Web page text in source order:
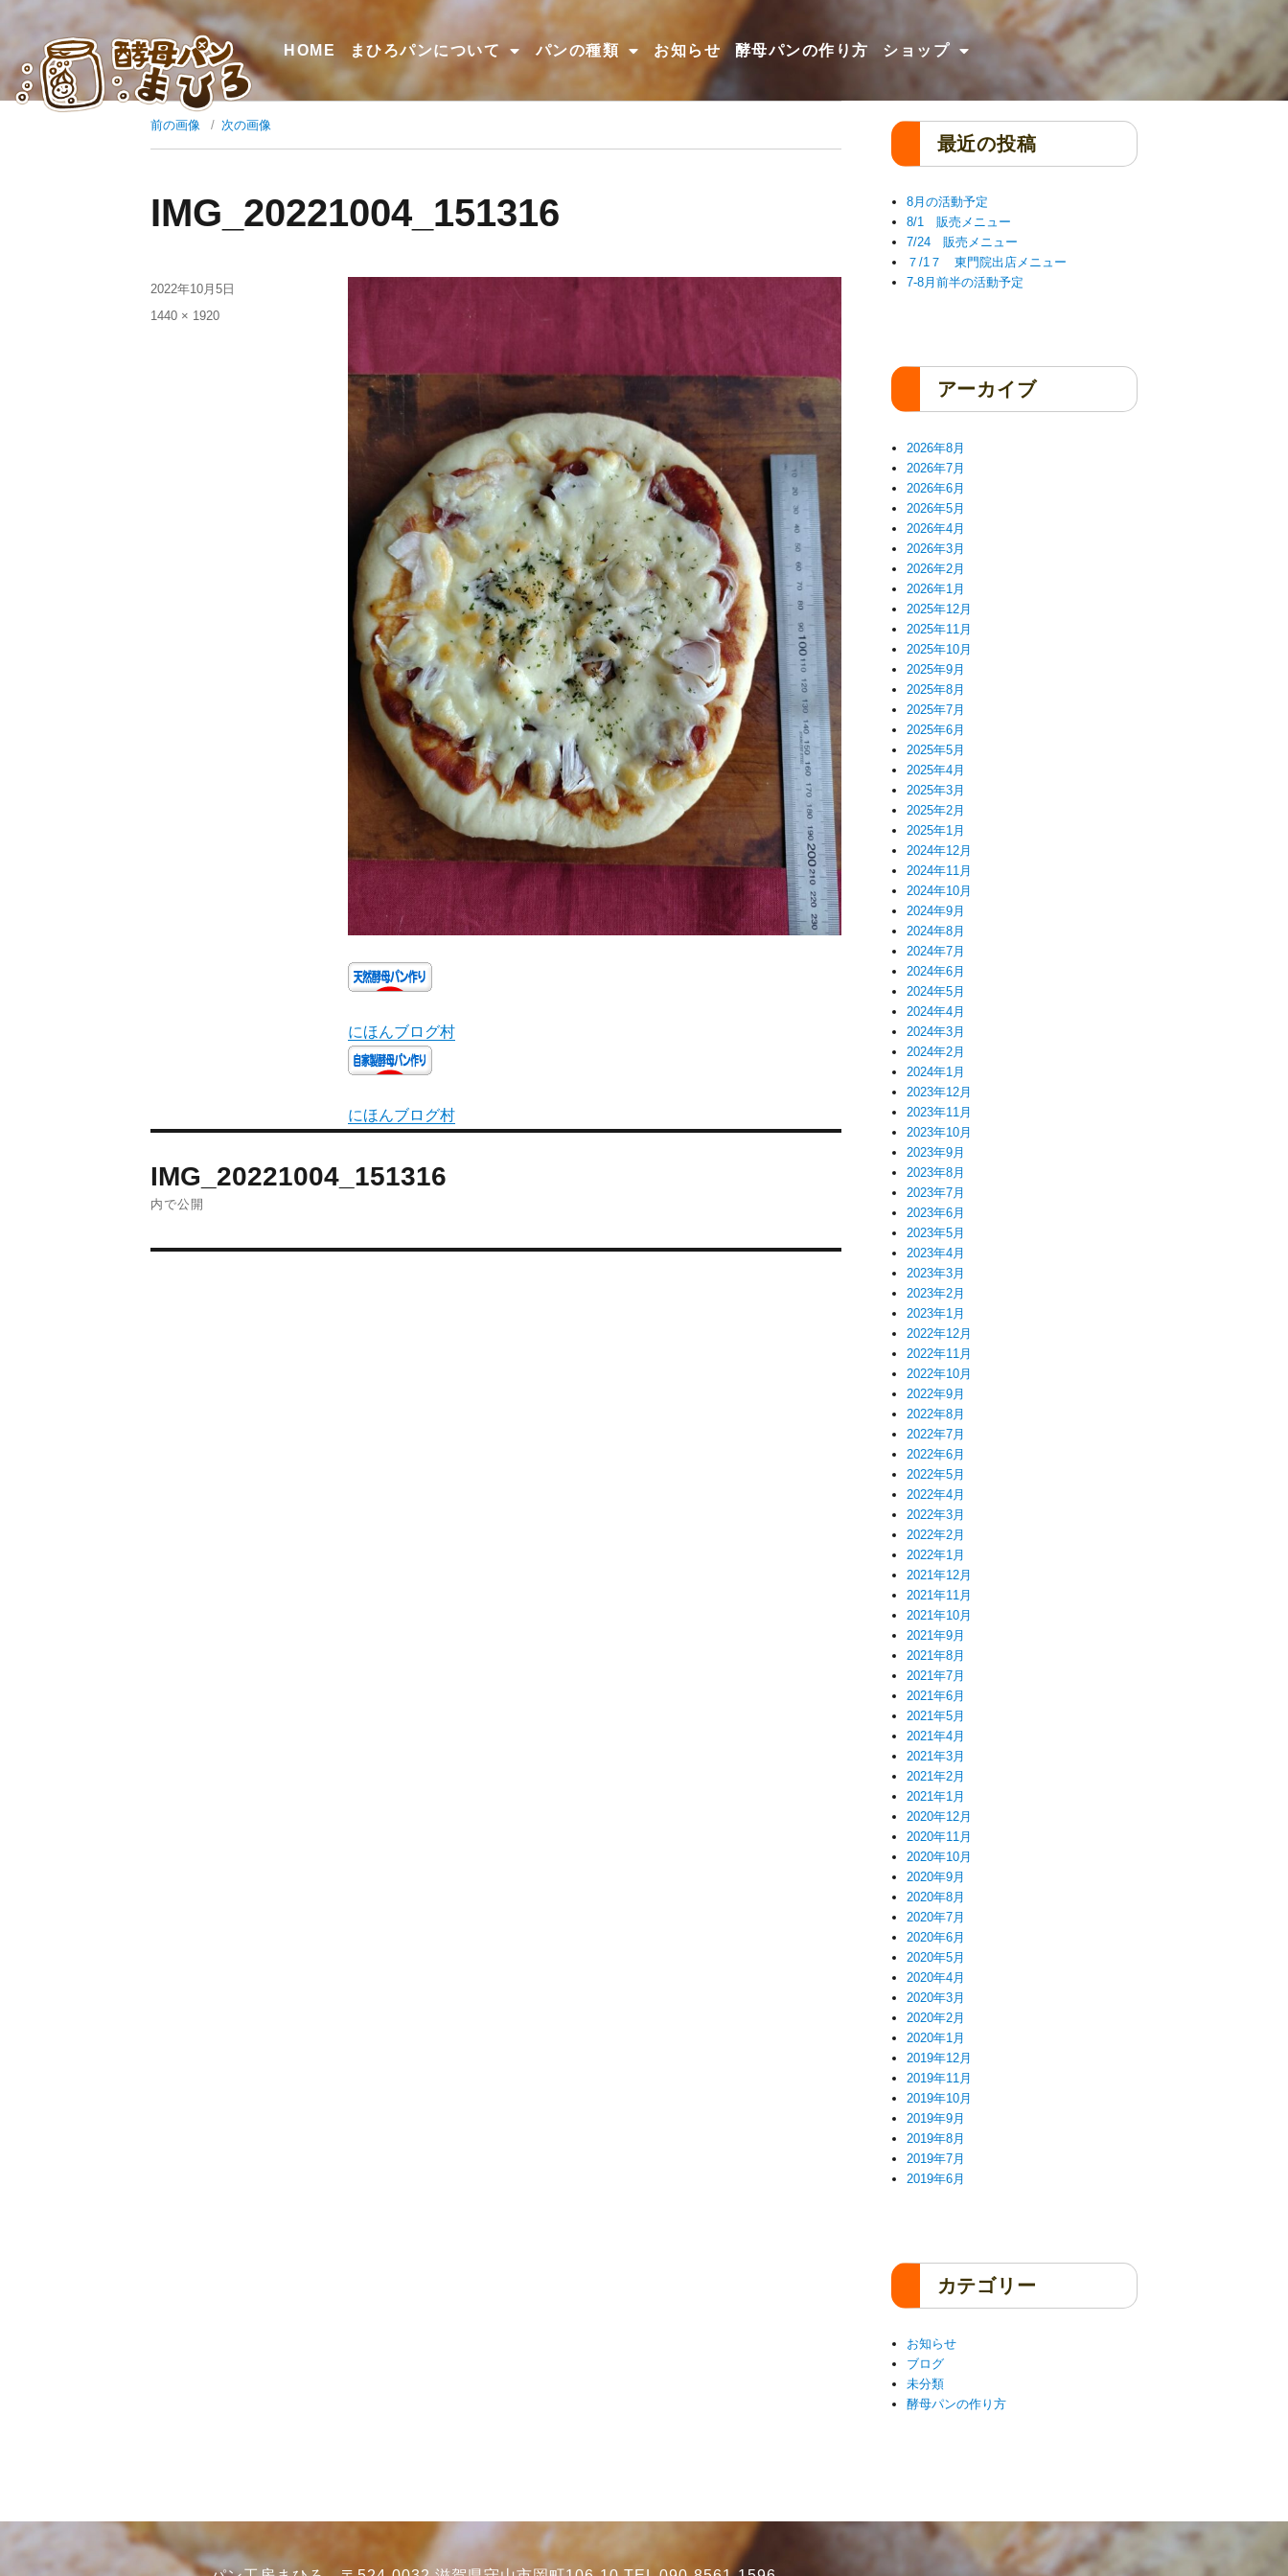
HOME まひろパンについて パンの種類 お知らせ 酵母パンの作り方 ショップ
前の画像 次の画像
IMG_20221004_151316
にほんブログ村
にほんブログ村
2022年10月5日
1440 × 1920
IMG_20221004_151316
内で公開
最近の投稿
8月の活動予定
8/1 販売メニュー
7/24 販売メニュー
７/1７ 東門院出店メニュー
7-8月前半の活動予定
アーカイブ
2026年8月
2026年7月
2026年6月
2026年5月
2026年4月
2026年3月
2026年2月
2026年1月
2025年12月
2025年11月
2025年10月
2025年9月
2025年8月
2025年7月
2025年6月
2025年5月
2025年4月
2025年3月
2025年2月
2025年1月
2024年12月
2024年11月
2024年10月
2024年9月
2024年8月
2024年7月
2024年6月
2024年5月
2024年4月
2024年3月
2024年2月
2024年1月
2023年12月
2023年11月
2023年10月
2023年9月
2023年8月
2023年7月
2023年6月
2023年5月
2023年4月
2023年3月
2023年2月
2023年1月
2022年12月
2022年11月
2022年10月
2022年9月
2022年8月
2022年7月
2022年6月
2022年5月
2022年4月
2022年3月
2022年2月
2022年1月
2021年12月
2021年11月
2021年10月
2021年9月
2021年8月
2021年7月
2021年6月
2021年5月
2021年4月
2021年3月
2021年2月
2021年1月
2020年12月
2020年11月
2020年10月
2020年9月
2020年8月
2020年7月
2020年6月
2020年5月
2020年4月
2020年3月
2020年2月
2020年1月
2019年12月
2019年11月
2019年10月
2019年9月
2019年8月
2019年7月
2019年6月
カテゴリー
お知らせ
ブログ
未分類
酵母パンの作り方